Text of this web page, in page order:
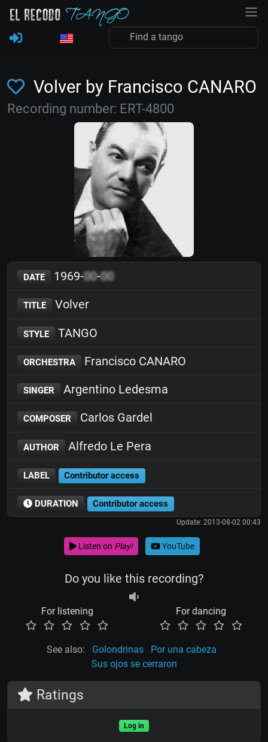
Volver by Francisco CANARO
Recording number: ERT-4800
DATE 1969-00-00
TITLE Volver
STYLE TANGO
ORCHESTRA Francisco CANARO
SINGER Argentino Ledesma
COMPOSER Carlos Gardel
AUTHOR Alfredo Le Pera
LABEL Contributor access
DURATION Contributor access
Update: 2013-08-02 00:43
Listen on Play! YouTube
Do you like this recording?
For listening For dancing
See also: Golondrinas
Por una cabeza
Sus ojos se cerraron
Ratings
Log in